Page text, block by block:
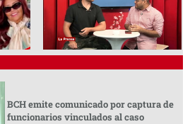
BCH emite comunicado por captura de
funcionarios vinculados al caso